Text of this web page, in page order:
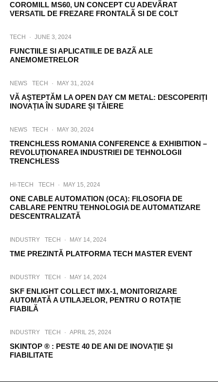
COROMILL MS60, UN CONCEPT CU ADEVÃRAT
VERSATIL DE FREZARE FRONTALÃ SI DE COLT
TECH · JUNE 3, 2024
FUNCTIILE SI APLICATIILE DE BAZÃ ALE
ANEMOMETRELOR
NEWS TECH · MAY 31, 2024
VĂ AȘTEPTĂM LA OPEN DAY CM METAL: DESCOPERIȚI
INOVAȚIA ÎN SUDARE ȘI TĂIERE
NEWS TECH · MAY 30, 2024
TRENCHLESS ROMANIA CONFERENCE & EXHIBITION –
REVOLUȚIONAREA INDUSTRIEI DE TEHNOLOGII
TRENCHLESS
HI-TECH TECH · MAY 15, 2024
ONE CABLE AUTOMATION (OCA): FILOSOFIA DE
CABLARE PENTRU TEHNOLOGIA DE AUTOMATIZARE
DESCENTRALIZATĂ
INDUSTRY TECH · MAY 14, 2024
TME PREZINTĂ PLATFORMA TECH MASTER EVENT
INDUSTRY TECH · MAY 14, 2024
SKF ENLIGHT COLLECT IMX-1, MONITORIZARE
AUTOMATĂ A UTILAJELOR, PENTRU O ROTAȚIE
FIABILĂ
INDUSTRY TECH · APRIL 25, 2024
SKINTOP ® : PESTE 40 DE ANI DE INOVAȚIE ȘI
FIABILITATE